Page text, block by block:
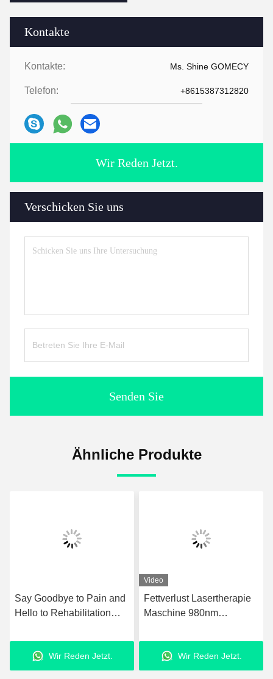
Kontakte
Kontakte: Ms. Shine GOMECY
Telefon: +8615387312820
Wir Reden Jetzt.
Verschicken Sie uns
Senden Sie
Ähnliche Produkte
Fettverlust Lasertherapie
Maschine 980nm
Fettabsaugungsanlage
Wir Reden Jetzt.
GMS Tecar Therapie
Maschine Physiotherapie
Abnehmen
Wir Reden Jetzt.